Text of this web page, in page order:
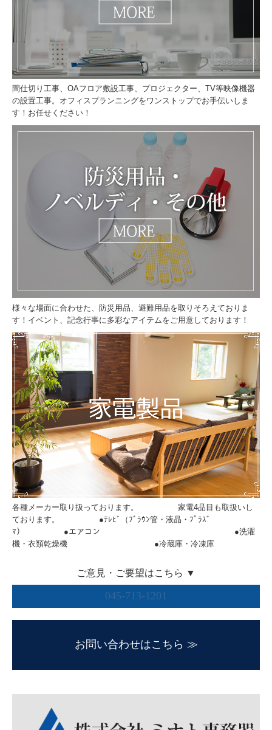
間仕切り工事、OAフロア敷設工事、プロジェクター、TV等映像機器
の設置工事。オフィスプランニングをワンストップでお手伝いしま
す！お任せください！
様々な場面に合わせた、防災用品、避難用品を取りそろえておりま
す！イベント、記念行事に多彩なアイテムをご用意しております！
各種メーカー取り扱っております。 家電4品目も取扱いし
ております。 ●ﾃﾚﾋﾞ（ﾌﾞﾗｳﾝ管・液晶・ﾌﾟﾗｽﾞ
ﾏ） ●エアコン ●洗濯
機・衣類乾燥機 ●冷蔵庫・冷凍庫
ご意見・ご要望はこちら ▼
045-713-1201
お問い合わせはこちら ≫